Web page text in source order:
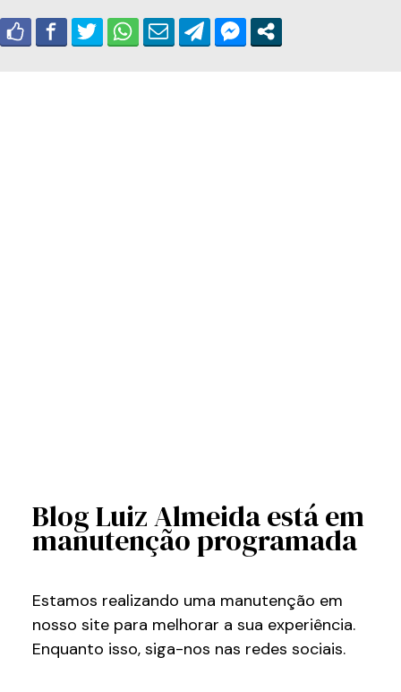
Blog Luiz Almeida está em
manutenção programada
Estamos realizando uma manutenção em
nosso site para melhorar a sua experiência.
Enquanto isso, siga-nos nas redes sociais.